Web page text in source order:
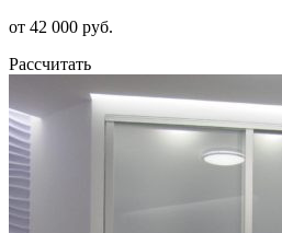
от 42 000 руб.
Рассчитать